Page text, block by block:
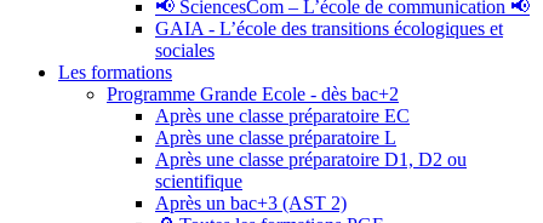
📢 SciencesCom – L’école de communication 📢
GAIA - L’école des transitions écologiques et
sociales
Les formations
Programme Grande Ecole - dès bac+2
Après une classe préparatoire EC
Après une classe préparatoire L
Après une classe préparatoire D1, D2 ou
scientifique
Après un bac+3 (AST 2)